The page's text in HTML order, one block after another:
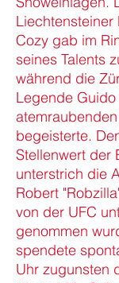
Cozy gab im
seines Talents
während die
Legende
begeisterte.
Stellenwert der
unterstrich die
Robert
von der UFC
genommen
spendete
Uhr zugunsten